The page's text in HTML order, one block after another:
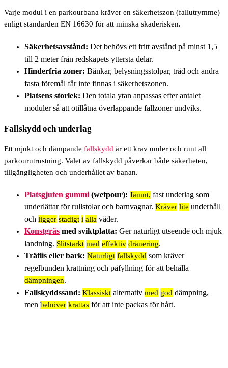
Varje modul i en parkourbana kräver en säkerhetszon (fallutrymme)
enligt standarden EN 16630 för att minska skaderisken.
Säkerhetsavstånd: Det behövs ett fritt avstånd på minst 1,5
till 2 meter från redskapets yttersta delar.
Hinderfria zoner: Bänkar, belysningsstolpar, träd och andra
fasta föremål får inte finnas i säkerhetszonen.
Platsens storlek: Den totala ytan anpassas efter antalet
moduler så att otillåtna överlappande fallzoner undviks.
Fallskydd och underlag
Ett mjukt och dämpande fallskydd är ett krav under och runt all
parkourutrustning. Valet av fallskydd påverkar både säkerheten,
tillgängligheten och underhållet av banan.
Platsgjuten gummi (wetpour): Jämnt, fast underlag som
underlättar för rullstolar och barnvagnar. Kräver lite underhåll
och ligger stadigt i alla väder.
Konstgräs med sviktplatta: Ger naturligt utseende och mjuk
landning. Slitstarkt med effektiv dränering.
Träflis eller bark: Naturligt fallskydd som kräver
regelbunden krattning och påfyllning för att behålla
dämpningen.
Fallskyddssand: Klassiskt alternativ med god dämpning,
men behöver krattas för att inte packas för hårt.